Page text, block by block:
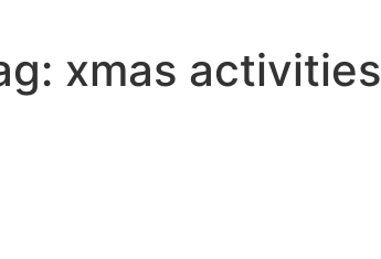
xmas activities